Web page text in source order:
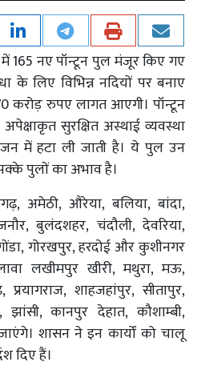
में 165 नए पॉन्टून पुल मंजूर किए गए
के लिए विभिन्न नदियों पर बनाए
करोड़ रुपए लागत आएगी। पॉन्टून
सुरक्षित अस्थाई व्यवस्था
में हटा ली जाती है। ये पुल उन
पुलों का अभाव है।
अमेठी, औरेया, बलिया, बांदा,
बुलंदशहर, चंदौली, देवरिया,
गोरखपुर, हरदोई और कुशीनगर
लखीमपुर खीरी, मथुरा, मऊ,
प्रयागराज, शाहजहांपुर, सीतापुर,
कानपुर देहात, कौशाम्बी,
शासन ने इन कार्यों को चालू
दिए हैं।